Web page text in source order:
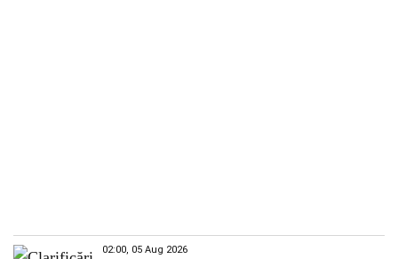
02:00, 05 Aug 2026